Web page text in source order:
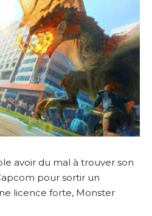
avoir du mal à trouver son
pour sortir un
licence forte, Monster